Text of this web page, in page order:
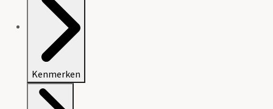
Kenmerken